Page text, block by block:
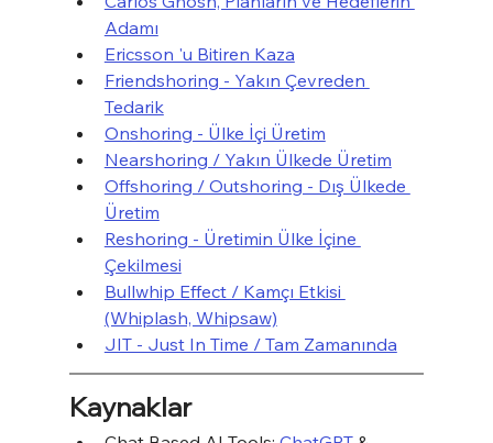
Adamı
Ericsson 'u Bitiren Kaza
Friendshoring - Yakın Çevreden
Tedarik
Onshoring - Ülke İçi Üretim
Nearshoring / Yakın Ülkede Üretim
Offshoring / Outshoring - Dış Ülkede
Üretim
Reshoring - Üretimin Ülke İçine
Çekilmesi
Bullwhip Effect / Kamçı Etkisi
(Whiplash, Whipsaw)
JIT - Just In Time / Tam Zamanında
Kaynaklar